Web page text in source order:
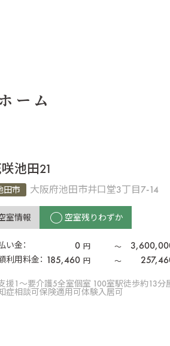
ーム
池田21
田市 大阪府池田市井口堂3丁目7-14
室情報 空室残りわずか
い金： 0 円 〜
利用料金： 185,460 円 〜
援1〜要介護5全室個室 100室駅徒歩約13分
症相談可保険適用可体験入居可